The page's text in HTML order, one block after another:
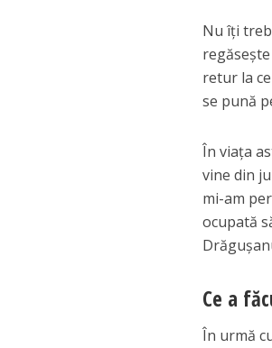
Nu îți
retur la
se pună
În viața
vine din
mi-am
ocupată
Ce a
În urmă